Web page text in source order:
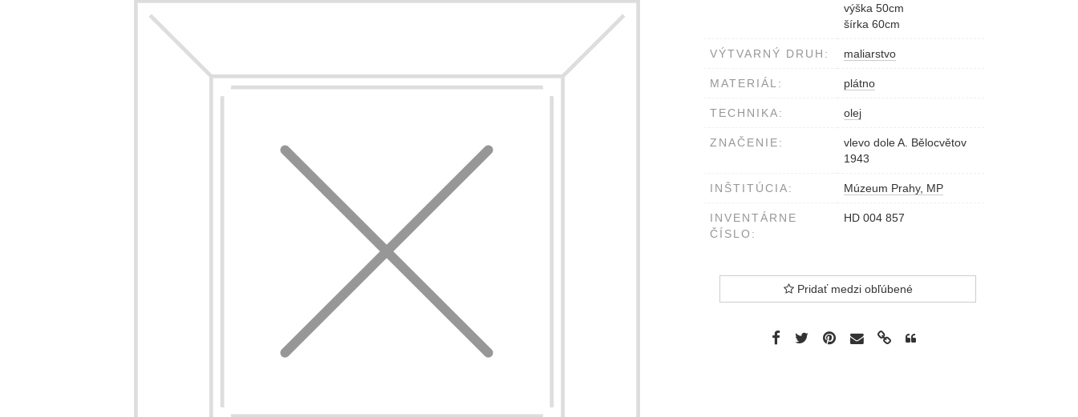
výška 50cm
šírka 60cm
VÝTVARNÝ DRUH: maliarstvo
MATERIÁL: plátno
TECHNIKA: olej
ZNAČENIE:
vlevo dole A. Bělocvětov
1943
INŠTITÚCIA: Múzeum Prahy, MP
INVENTÁRNE
ČÍSLO:
HD 004 857
Pridať medzi obľúbené